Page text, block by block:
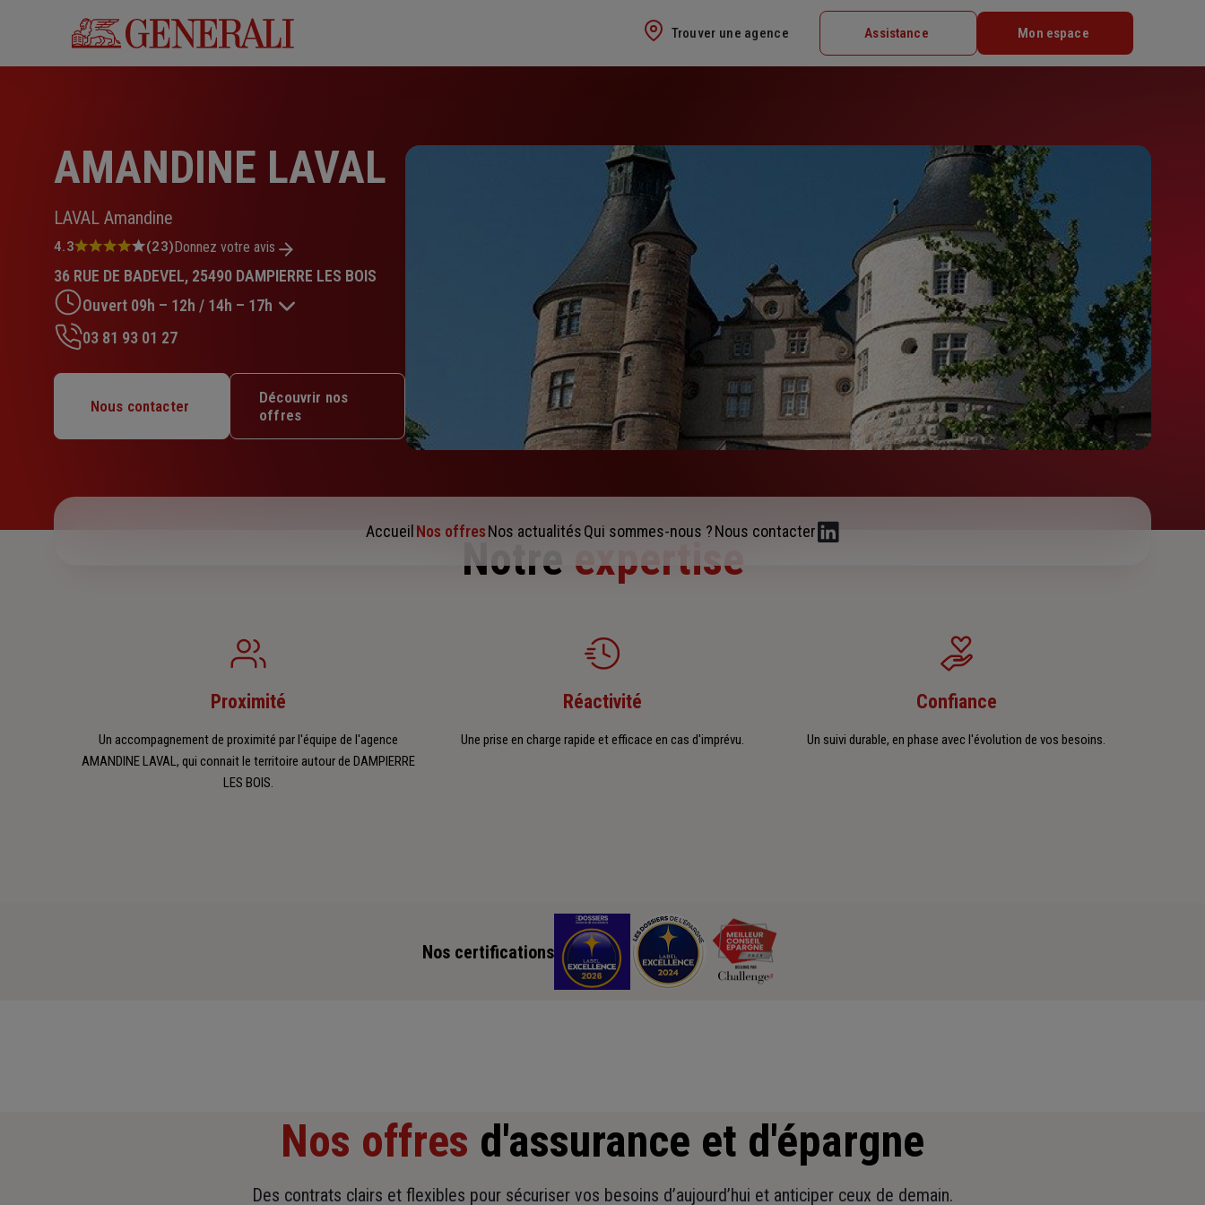
Trouver une agence Assistance Mon espace
AMANDINE LAVAL
LAVAL Amandine
Note
4.3
sur
5
étoiles
4.3 (23)Donnez votre avis
36 RUE DE BADEVEL, 25490 DAMPIERRE LES BOIS
Ouvert 09h – 12h / 14h – 17h
Mardi : 09h – 12h / 14h – 17h
Mercredi : 09h – 12h / 14h – 17h
03 81 93 01 27
Nous contacter
Découvrir nos
offres
Accueil Nos offresNos actualitésQui sommes-nous ?Nous contacter
Notre expertise
Proximité
Un accompagnement de proximité par l'équipe de l'agence
AMANDINE LAVAL, qui connait le territoire autour de DAMPIERRE
LES BOIS.
Réactivité
Une prise en charge rapide et efficace en cas d'imprévu.
Confiance
Un suivi durable, en phase avec l'évolution de vos besoins.
Nos certifications
Nos offres d'assurance et d'épargne
Des contrats clairs et flexibles pour sécuriser vos besoins d’aujourd’hui et anticiper ceux de demain.